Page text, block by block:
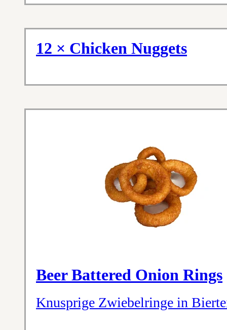
12 × Chicken Nuggets
Beer Battered Onion Rings
Knusprige Zwiebelringe in